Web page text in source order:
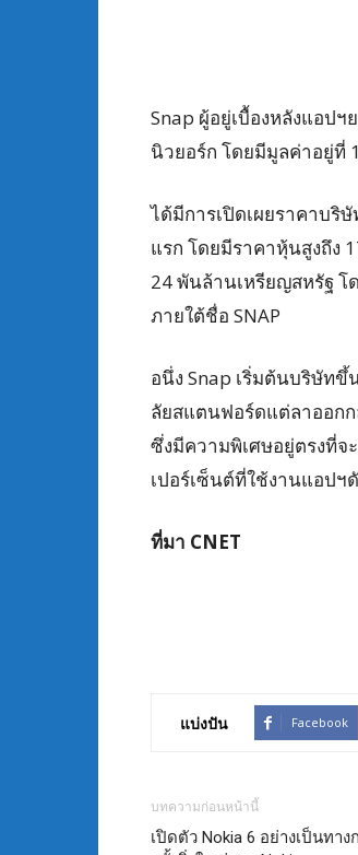
Snap ผู้อยู่เบื้องหลังแอป
นิวยอร์ก โดยมีมูลค่าอยู่ที่
ได้มีการเปิดเผยราคาบริ
แรก โดยมีราคาหุ้นสูงถึง
24 พันล้านเหรียญสหรัฐ
ภายใต้ชื่อ SNAP
อนึ่ง Snap เริ่มต้นบริษัทขึ้
ลัยสแตนฟอร์ดแต่ลาออก
ซึ่งมีความพิเศษอยู่ตรงที่จ
เปอร์เซ็นต์ที่ใช้งานแอปฯ
ที่มา CNET
แบ่งปัน Facebook
บทความก่อนหน้านี้
เปิดตัว Nokia 6 อย่างเป็นทา